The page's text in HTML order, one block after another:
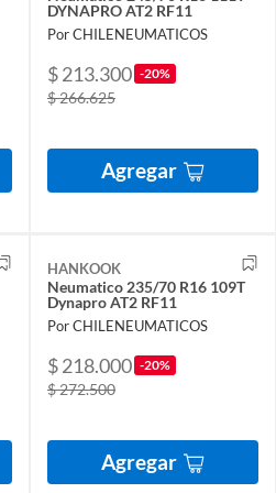
DYNAPRO AT2 RF11
Por CHILENEUMATICOS
$ 213.300 -20%
$ 266.625
Agregar
HANKOOK
Neumatico 235/70 R16 109T
Dynapro AT2 RF11
Por CHILENEUMATICOS
$ 218.000 -20%
$ 272.500
Agregar